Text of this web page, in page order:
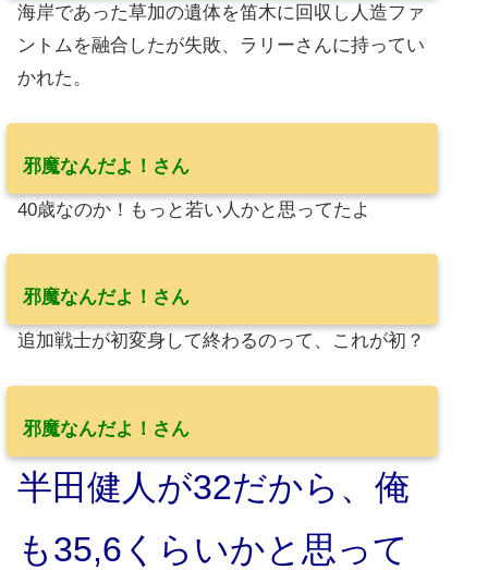
海岸であった草加の遺体を笛木に回収し人造ファ
ントムを融合したが失敗、ラリーさんに持ってい
かれた。
邪魔なんだよ！さん
40歳なのか！もっと若い人かと思ってたよ
邪魔なんだよ！さん
追加戦士が初変身して終わるのって、これが初？
邪魔なんだよ！さん
半田健人が32だから、俺
も35,6くらいかと思って